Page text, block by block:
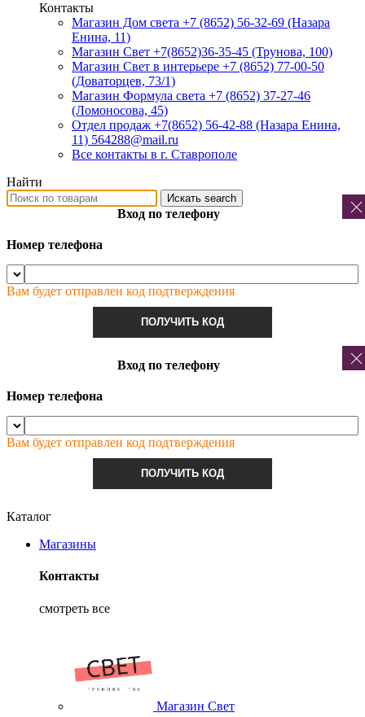
Контакты
Магазин Дом света +7 (8652) 56-32-69 (Назара
Енина, 11)
Магазин Свет +7(8652)36-35-45 (Трунова, 100)
Магазин Свет в интерьере +7 (8652) 77-00-50
(Доваторцев, 73/1)
Магазин Формула света +7 (8652) 37-27-46
(Ломоносова, 45)
Отдел продаж +7(8652) 56-42-88 (Назара Енина,
11) 564288@mail.ru
Все контакты в г. Ставрополе
Найти
Искать search
Вход по телефону
Номер телефона
Вам будет отправлен код подтверждения
ПОЛУЧИТЬ КОД
Вход по телефону
Номер телефона
Вам будет отправлен код подтверждения
ПОЛУЧИТЬ КОД
Каталог
Магазины
Контакты
смотреть все
Магазин Свет